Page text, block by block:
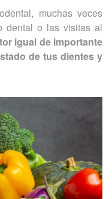
muchas veces
dental o las visitas al
igual de importante
de tus dientes y